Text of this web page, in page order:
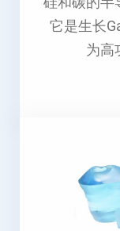
它是生长
为高